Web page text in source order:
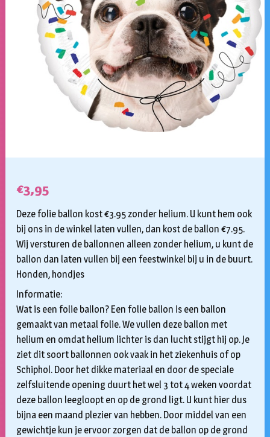
€3,95
Deze folie ballon kost €3.95 zonder helium. U kunt hem ook
bij ons in de winkel laten vullen, dan kost de ballon €7.95.
Wij versturen de ballonnen alleen zonder helium, u kunt de
ballon dan laten vullen bij een feestwinkel bij u in de buurt.
Honden, hondjes
Informatie:
Wat is een folie ballon? Een folie ballon is een ballon
gemaakt van metaal folie. We vullen deze ballon met
helium en omdat helium lichter is dan lucht stijgt hij op. Je
ziet dit soort ballonnen ook vaak in het ziekenhuis of op
Schiphol. Door het dikke materiaal en door de speciale
zelfsluitende opening duurt het wel 3 tot 4 weken voordat
deze ballon leegloopt en op de grond ligt. U kunt hier dus
bijna een maand plezier van hebben. Door middel van een
gewichtje kun je ervoor zorgen dat de ballon op de grond